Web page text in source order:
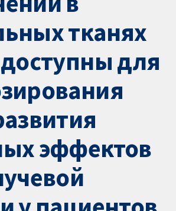
тканях
для
эффектов